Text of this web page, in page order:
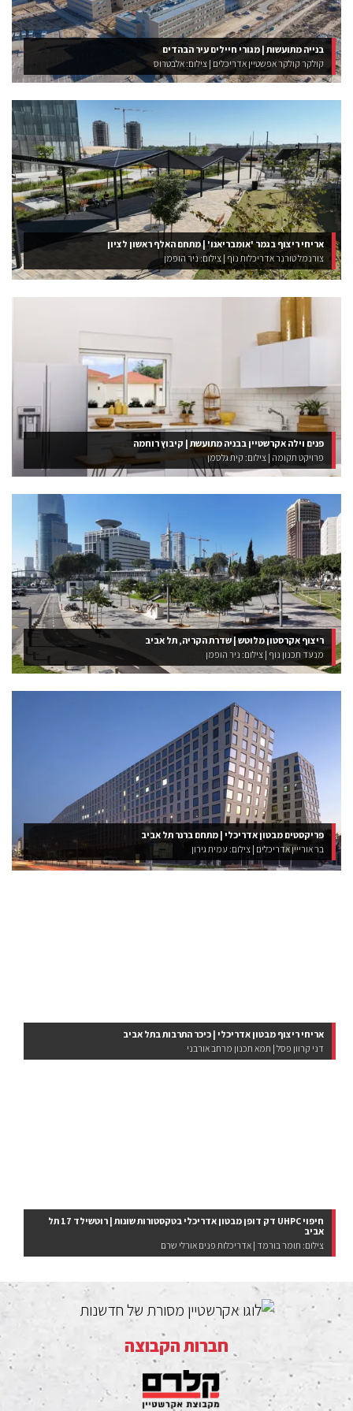
בנייה מתועשות | מגורי חיילים עיר הבהדים
קולקר קולקר אפשטיין אדריכלים | צילום: אלבטרוס
אריחי ריצוף בגמר 'אומבריאנו' | מתחם האלף ראשון לציון
צורנמל טורנר אדריכלות נוף | צילום: ניר הופמן
פנים וילה אקרשטיין בבניה מתועשת | קיבוץ רוחמה
פרויקט תקומה | צילום: קית גלסמן
ריצוף אקרסטון מלוטש | שדרת הקריה, תל אביב
מנעד תכנון נוף | צילום: ניר הופמן
פריקסטים מבטון אדריכלי | מתחם ברנר תל אביב
בר אורייין אדריכלים | צילום: עמית גירון
אריחי ריצוף מבטון אדריכלי | כיכר התרבות בתל אביב
דני קרוון פסל | תמא תכנון מרחב אורבני
חיפוי UHPC דק דופן מבטון אדריכלי בטקסטורות שונות | רוטשילד 17 תל
אביב
צילום: תומר בורמד | אדריכלות פנים אורלי שרם
חברות הקבוצה